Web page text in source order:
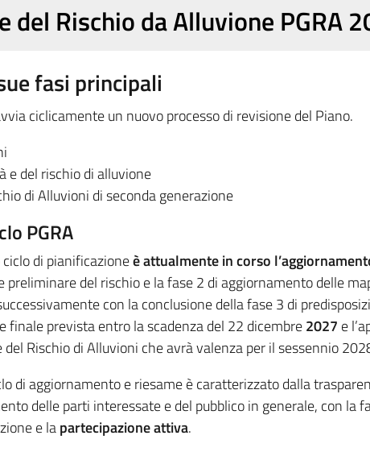
del Rischio da Alluvione PGRA
fasi principali
ciclicamente un nuovo processo di revisione del Piano.
e del rischio di alluvione
di Alluvioni di seconda generazione
PGRA
di pianificazioneè attualmente in corso
preliminare del rischio e la fase 2 di aggiornamento delle
con la conclusione della fase 3 di
finale prevista entro la scadenza del 22 dicembre2027 e
del Rischio di Alluvioni che avrà valenza per il sessennio
di aggiornamento e riesame è caratterizzato dalla
delle parti interessate e del pubblico in generale, con la
e lapartecipazione attiva.